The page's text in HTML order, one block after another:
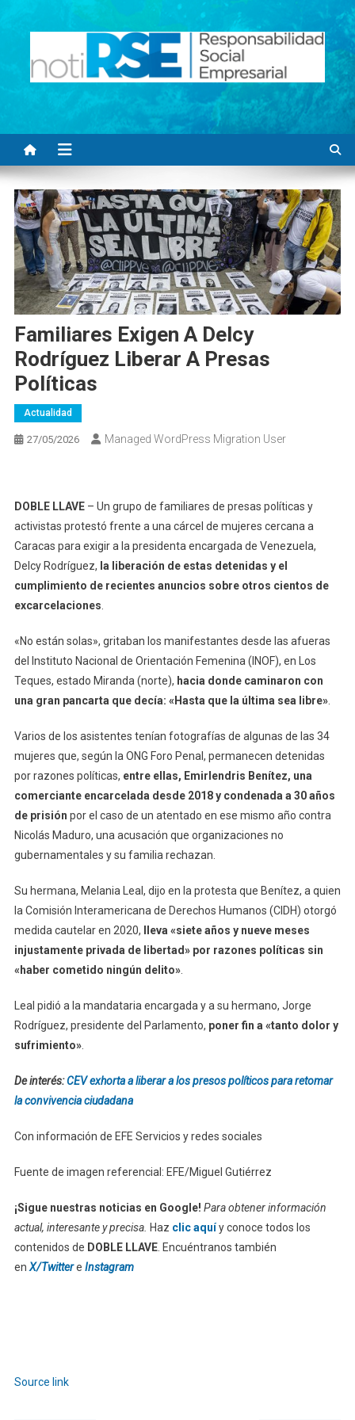
Noti RSE
Noticias con sentido responsable
Familiares Exigen A Delcy
Rodríguez Liberar A Presas
Políticas
Actualidad
27/05/2026 Managed WordPress Migration User
DOBLE LLAVE– Un grupo de familiares de presas políticas y
activistas protestó frente a una cárcel de mujeres cercana a
Caracas para exigir a la presidenta encargada de Venezuela,
Delcy Rodríguez, la liberación de estas detenidas y el
cumplimiento de recientes anuncios sobre otros cientos de
excarcelaciones.
«No están solas», gritaban los manifestantes desde las afueras
del Instituto Nacional de Orientación Femenina (INOF), en Los
Teques, estado Miranda (norte), hacia donde caminaron con
una gran pancarta que decía: «Hasta que la última sea libre».
Varios de los asistentes tenían fotografías de algunas de las 34
mujeres que, según la ONG Foro Penal, permanecen detenidas
por razones políticas, entre ellas, Emirlendris Benítez, una
comerciante encarcelada desde 2018 y condenada a 30 años
de prisión por el caso de un atentado en ese mismo año contra
Nicolás Maduro, una acusación que organizaciones no
gubernamentales y su familia rechazan.
Su hermana, Melania Leal, dijo en la protesta que Benítez, a quien
la Comisión Interamericana de Derechos Humanos (CIDH) otorgó
medida cautelar en 2020,
lleva «siete años y nueve meses
injustamente privada de libertad» por razones políticas sin
«haber cometido ningún delito».
Leal pidió a la mandataria encargada y a su hermano, Jorge
Rodríguez, presidente del Parlamento, poner fin a «tanto dolor y
sufrimiento».
De interés:CEV exhorta a liberar a los presos políticos para retomar
la convivencia ciudadana
Con información de EFE Servicios y redes sociales
Fuente de imagen referencial: EFE/Miguel Gutiérrez
¡Sigue nuestras noticias en Google! Para obtener información
actual, interesante y precisa. Haz clic aquíy conoce todos los
contenidos de DOBLE LLAVE. Encuéntranos también
enX/Twittere Instagram
Source link